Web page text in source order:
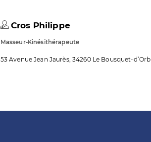
Cros Philippe
Masseur-Kinésithérapeute
53 Avenue Jean Jaurès, 34260 Le Bousquet-d’Orb